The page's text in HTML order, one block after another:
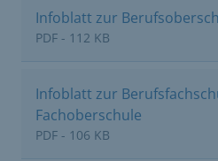
Infoblatt zur
PDF - 112 KB
Infoblatt zur
Fachoberschule
PDF - 106 KB